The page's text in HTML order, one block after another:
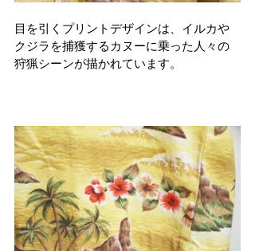
目を引くプリントデザインは、イルカや
クジラを捕獲するカヌーに乗った人々の
狩猟シーンが描かれています。